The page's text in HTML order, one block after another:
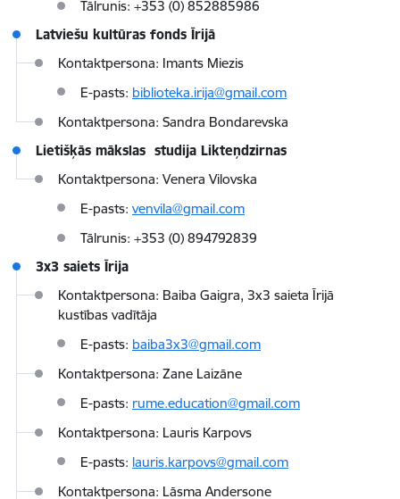
Tālrunis: +353 (0) 852885986
Latviešu kultūras fonds Īrijā
Kontaktpersona: Imants Miezis
E-pasts: biblioteka.irija@gmail.com
Kontaktpersona: Sandra Bondarevska
Lietišķās mākslas studija Likteņdzirnas
Kontaktpersona: Venera Vilovska
E-pasts: venvila@gmail.com
Tālrunis: +353 (0) 894792839
3x3 saiets Īrija
Kontaktpersona: Baiba Gaigra, 3x3 saieta Īrijā
kustības vadītāja
E-pasts: baiba3x3@gmail.com
Kontaktpersona: Zane Laizāne
E-pasts: rume.education@gmail.com
Kontaktpersona: Lauris Karpovs
E-pasts: lauris.karpovs@gmail.com
Kontaktpersona: Lāsma Andersone